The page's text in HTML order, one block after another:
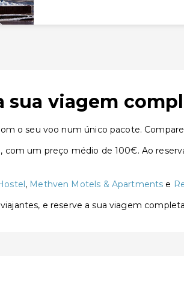
sua viagem
o seu voo num único pacote.
um preço médio de 100€. Ao
, Methven Motels & Apartments e
e reserve a sua viagem